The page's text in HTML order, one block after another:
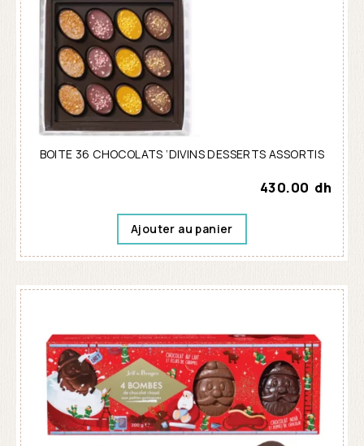
BOITE 36 CHOCOLATS ‘DIVINS DESSERTS ASSORTIS
430.00 dh
Ajouter au panier